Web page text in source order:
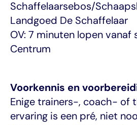
Schaffelaarsebos/
Landgoed De Schaffelaar
OV: 7 minuten lopen vanaf
Centrum
Voorkennis en
Enige trainers-, coach- of
ervaring is een pré, niet